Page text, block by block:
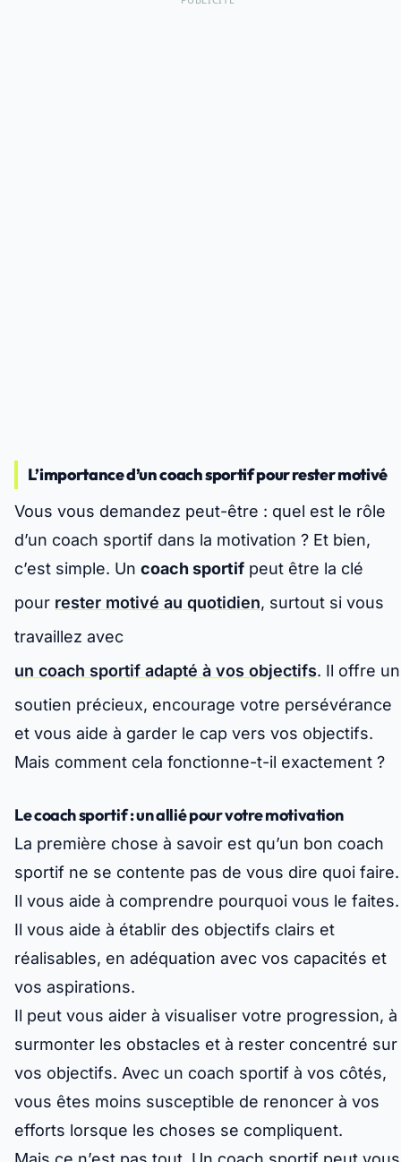
L’importance d’un coach sportif pour rester motivé
Vous vous demandez peut-être : quel est le rôle
d’un coach sportif dans la motivation ? Et bien,
c’est simple. Un coach sportif peut être la clé
pour rester motivé au quotidien, surtout si vous
travaillez avec
un coach sportif adapté à vos objectifs. Il offre un
soutien précieux, encourage votre persévérance
et vous aide à garder le cap vers vos objectifs.
Mais comment cela fonctionne-t-il exactement ?
Le coach sportif : un allié pour votre motivation
La première chose à savoir est qu’un bon coach
sportif ne se contente pas de vous dire quoi faire.
Il vous aide à comprendre pourquoi vous le faites.
Il vous aide à établir des objectifs clairs et
réalisables, en adéquation avec vos capacités et
vos aspirations.
Il peut vous aider à visualiser votre progression, à
surmonter les obstacles et à rester concentré sur
vos objectifs. Avec un coach sportif à vos côtés,
vous êtes moins susceptible de renoncer à vos
efforts lorsque les choses se compliquent.